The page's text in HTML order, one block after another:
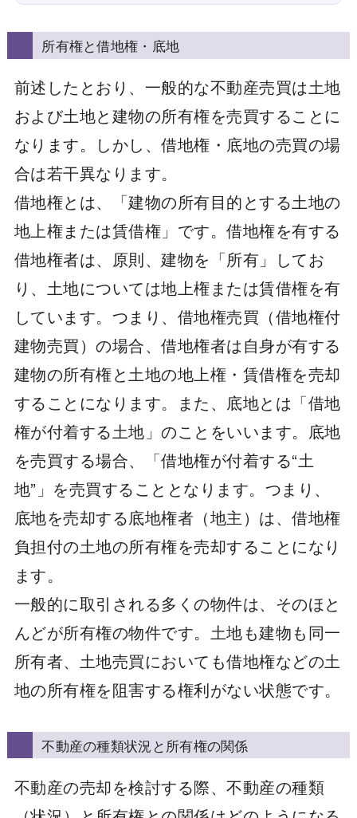
所有権と借地権・底地
前述したとおり、一般的な不動産売買は土地
および土地と建物の所有権を売買することに
なります。しかし、借地権・底地の売買の場
合は若干異なります。
借地権とは、「建物の所有目的とする土地の
地上権または賃借権」です。借地権を有する
借地権者は、原則、建物を「所有」してお
り、土地については地上権または賃借権を有
しています。つまり、借地権売買（借地権付
建物売買）の場合、借地権者は自身が有する
建物の所有権と土地の地上権・賃借権を売却
することになります。また、底地とは「借地
権が付着する土地」のことをいいます。底地
を売買する場合、「借地権が付着する“土
地”」を売買することとなります。つまり、
底地を売却する底地権者（地主）は、借地権
負担付の土地の所有権を売却することになり
ます。
一般的に取引される多くの物件は、そのほと
んどが所有権の物件です。土地も建物も同一
所有者、土地売買においても借地権などの土
地の所有権を阻害する権利がない状態です。
不動産の種類状況と所有権の関係
不動産の売却を検討する際、不動産の種類